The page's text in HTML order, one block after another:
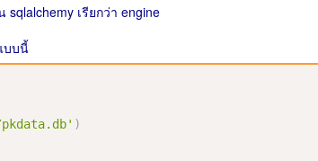
เรียกว่า engine
บบนี้
)